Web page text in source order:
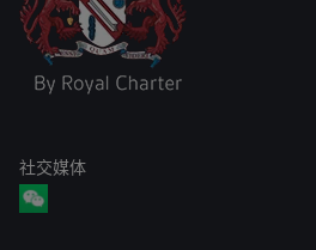
社交媒体